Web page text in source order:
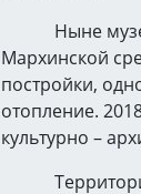
Ныне музей
Мархинской
постройки,
отопление.
культурно –
Территория